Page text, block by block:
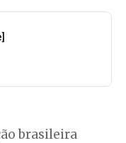
brasileira